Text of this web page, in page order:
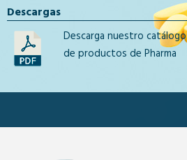
Descargas
Descarga nuestro catálogo
de productos de Pharma